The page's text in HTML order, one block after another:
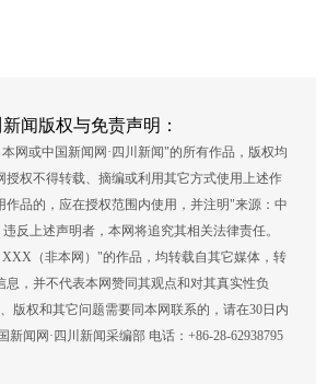
闻版权与免责声明：
网或中国新闻网·四川新闻"的所有作品，版权均
授权不得转载、摘编或利用其它方式使用上述作
作品的，应在授权范围内使用，并注明"来源：中
反上述声明者，本网将追究其相关法律责任。
（非本网）"的作品，均转载自其它媒体，转
息，并不代表本网赞同其观点和对其真实性负
版权和其它问题需要同本网联系的，请在30日内
新闻网·四川新闻采编部 电话：+86-28-62938795